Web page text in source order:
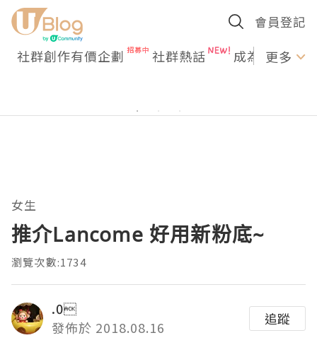
會員登記
社群創作有價企劃 社群熱話 成為U更多
女生
推介Lancome 好用新粉底~
瀏覽次數:1734
.0
發佈於 2018.08.16
追蹤